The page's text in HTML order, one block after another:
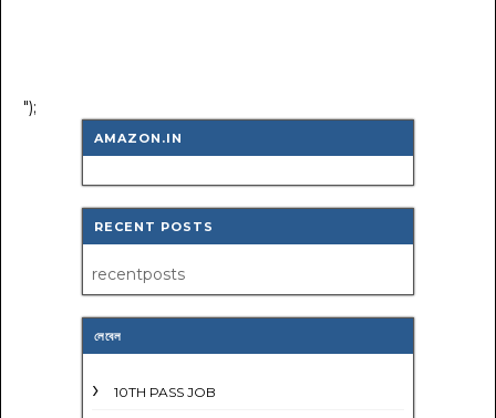
");
AMAZON.IN
RECENT POSTS
recentposts
লেবেল
10TH PASS JOB